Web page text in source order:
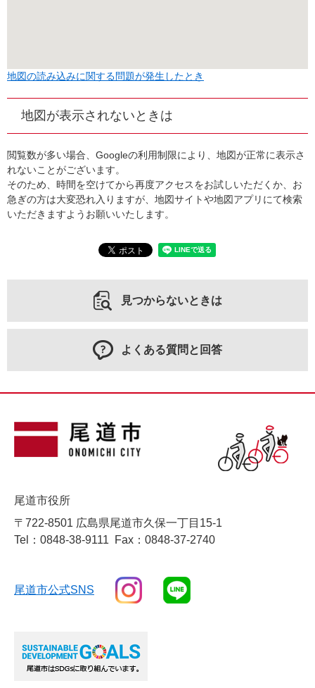
地図の読み込みに関する問題が発生したとき
地図が表示されないときは
閲覧数が多い場合、Googleの利用制限により、地図が正常に表示さ
れないことがございます。
そのため、時間を空けてから再度アクセスをお試しいただくか、お
急ぎの方は大変恐れ入りますが、地図サイトや地図アプリにて検索
いただきますようお願いいたします。
見つからないときは
よくある質問と回答
尾道市役所
〒722-8501 広島県尾道市久保一丁目15-1
Tel：0848-38-9111
Fax：0848-37-2740
尾道市公式SNS